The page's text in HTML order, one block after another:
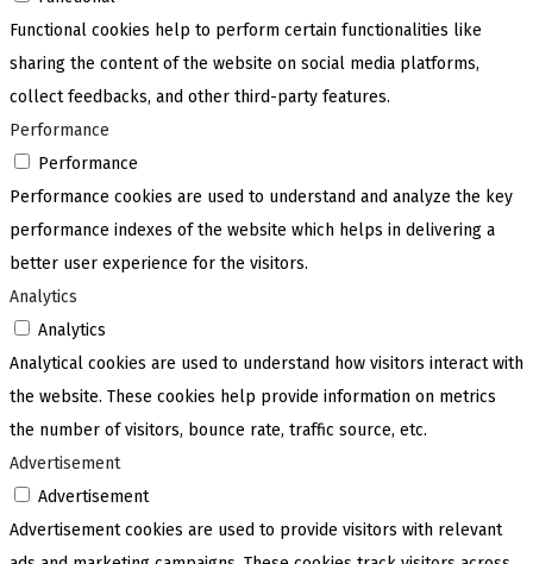
Functional cookies help to perform certain functionalities like
sharing the content of the website on social media platforms,
collect feedbacks, and other third-party features.
Performance
Performance
Performance cookies are used to understand and analyze the key
performance indexes of the website which helps in delivering a
better user experience for the visitors.
Analytics
Analytics
Analytical cookies are used to understand how visitors interact with
the website. These cookies help provide information on metrics
the number of visitors, bounce rate, traffic source, etc.
Advertisement
Advertisement
Advertisement cookies are used to provide visitors with relevant